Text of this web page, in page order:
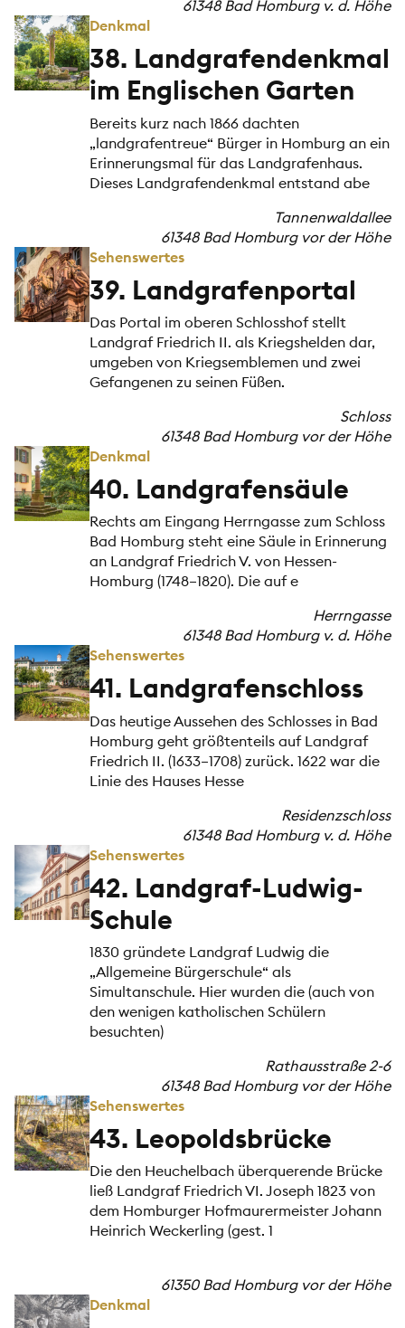
61348 Bad Homburg v. d. Höhe
Denkmal
38. Landgrafendenkmal
im Englischen Garten
Bereits kurz nach 1866 dachten
„landgrafentreue“ Bürger in Homburg an ein
Erinnerungsmal für das Landgrafenhaus.
Dieses Landgrafendenkmal entstand abe
Tannenwaldallee
61348 Bad Homburg vor der Höhe
Sehenswertes
39. Landgrafenportal
Das Portal im oberen Schlosshof stellt
Landgraf Friedrich II. als Kriegshelden dar,
umgeben von Kriegsemblemen und zwei
Gefangenen zu seinen Füßen.
Schloss
61348 Bad Homburg vor der Höhe
Denkmal
40. Landgrafensäule
Rechts am Eingang Herrngasse zum Schloss
Bad Homburg steht eine Säule in Erinnerung
an Landgraf Friedrich V. von Hessen-
Homburg (1748–1820). Die auf e
Herrngasse
61348 Bad Homburg v. d. Höhe
Sehenswertes
41. Landgrafenschloss
Das heutige Aussehen des Schlosses in Bad
Homburg geht größtenteils auf Landgraf
Friedrich II. (1633–1708) zurück. 1622 war die
Linie des Hauses Hesse
Residenzschloss
61348 Bad Homburg v. d. Höhe
Sehenswertes
42. Landgraf-Ludwig-
Schule
1830 gründete Landgraf Ludwig die
„Allgemeine Bürgerschule“ als
Simultanschule. Hier wurden die (auch von
den wenigen katholischen Schülern
besuchten)
Rathausstraße 2-6
61348 Bad Homburg vor der Höhe
Sehenswertes
43. Leopoldsbrücke
Die den Heuchelbach überquerende Brücke
ließ Landgraf Friedrich VI. Joseph 1823 von
dem Homburger Hofmaurermeister Johann
Heinrich Weckerling (gest. 1
61350 Bad Homburg vor der Höhe
Denkmal